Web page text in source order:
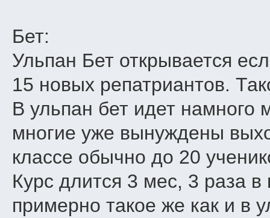
Бет:
Ульпан Бет открывается
15 новых репатриантов.
В ульпан бет идет намного
многие уже вынуждены
классе обычно до 20
Курс длится 3 мес, 3 раза
примерно такое же как и в